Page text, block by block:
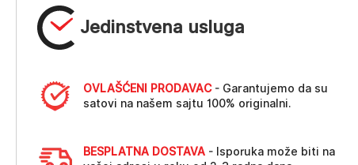
Jedinstvena usluga
OVLAŠĆENI PRODAVAC- Garantujemo da su
satovi na našem sajtu 100% originalni.
BESPLATNA DOSTAVA - Isporuka može biti na